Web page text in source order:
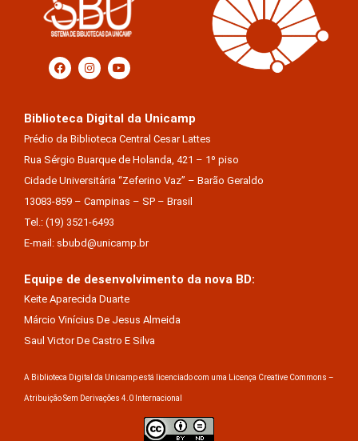
Biblioteca Digital da Unicamp
Prédio da Biblioteca Central Cesar Lattes
Rua Sérgio Buarque de Holanda, 421 – 1º piso
Cidade Universitária “Zeferino Vaz” – Barão Geraldo
13083-859 – Campinas – SP – Brasil
Tel.: (19) 3521-6493
E-mail: sbubd@unicamp.br
Equipe de desenvolvimento da nova BD:
Keite Aparecida Duarte
Márcio Vinícius De Jesus Almeida
Saul Victor De Castro E Silva
A Biblioteca Digital da Unicamp está licenciado com uma Licença Creative Commons –
Atribuição Sem Derivações 4.0 Internacional